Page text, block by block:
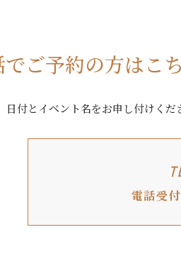
ご予約の方はこ
日付とイベント名をお申し付けくだ
電話受